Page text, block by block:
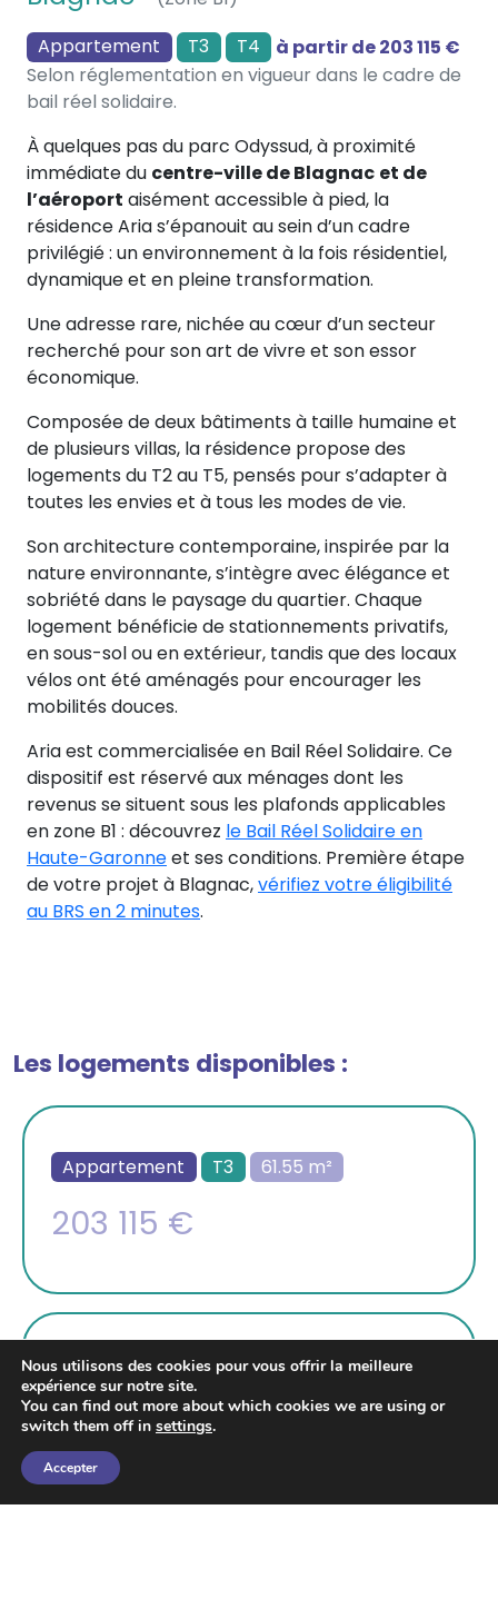
Appartement
T3 T4
à partir de 203 115 €
Selon réglementation en vigueur dans le cadre de
bail réel solidaire.
À quelques pas du parc Odyssud, à proximité
immédiate du centre-ville de Blagnac et de
l’aéroport aisément accessible à pied, la
résidence Aria s’épanouit au sein d’un cadre
privilégié : un environnement à la fois résidentiel,
dynamique et en pleine transformation.
Une adresse rare, nichée au cœur d’un secteur
recherché pour son art de vivre et son essor
économique.
Composée de deux bâtiments à taille humaine et
de plusieurs villas, la résidence propose des
logements du T2 au T5, pensés pour s’adapter à
toutes les envies et à tous les modes de vie.
Son architecture contemporaine, inspirée par la
nature environnante, s’intègre avec élégance et
sobriété dans le paysage du quartier. Chaque
logement bénéficie de stationnements privatifs,
en sous-sol ou en extérieur, tandis que des locaux
vélos ont été aménagés pour encourager les
mobilités douces.
Aria est commercialisée en Bail Réel Solidaire. Ce
dispositif est réservé aux ménages dont les
revenus se situent sous les plafonds applicables
en zone B1 : découvrez le Bail Réel Solidaire en
Haute-Garonneet ses conditions. Première étape
de votre projet à Blagnac,vérifiez votre éligibilité
au BRS en 2 minutes.
Les logements disponibles :
Appartement T3 61.55 m²
203 115 €
Appartement T3 62 m²
204 864 €
Nous utilisons des cookies pour vous offrir la meilleure
expérience sur notre site.
You can find out more about which cookies we are using or
switch them off in settings.
Accepter